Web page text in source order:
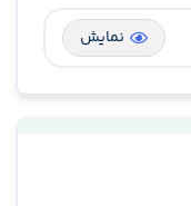
نمایش